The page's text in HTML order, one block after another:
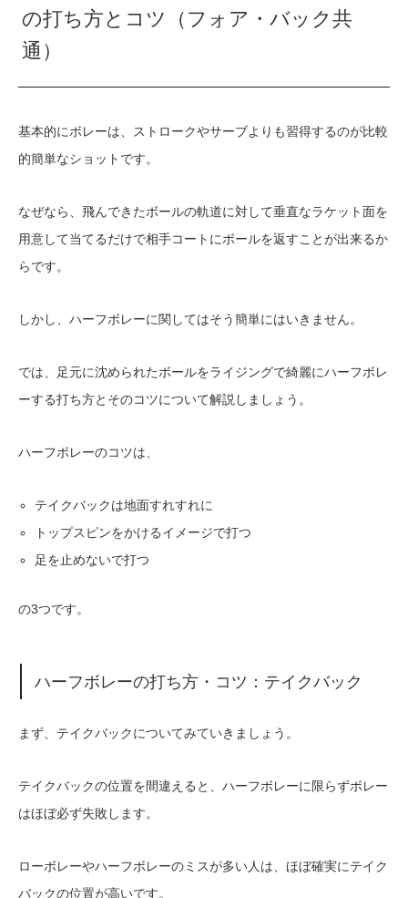
の打ち方とコツ（フォア・バック共
通）
基本的にボレーは、ストロークやサーブよりも習得するのが比較
的簡単なショットです。
なぜなら、飛んできたボールの軌道に対して垂直なラケット面を
用意して当てるだけで相手コートにボールを返すことが出来るか
らです。
しかし、ハーフボレーに関してはそう簡単にはいきません。
では、足元に沈められたボールをライジングで綺麗にハーフボレ
ーする打ち方とそのコツについて解説しましょう。
ハーフボレーのコツは、
テイクバックは地面すれすれに
トップスピンをかけるイメージで打つ
足を止めないで打つ
の3つです。
ハーフボレーの打ち方・コツ：テイクバック
まず、テイクバックについてみていきましょう。
テイクバックの位置を間違えると、ハーフボレーに限らずボレー
はほぼ必ず失敗します。
ローボレーやハーフボレーのミスが多い人は、ほぼ確実にテイク
バックの位置が高いです。